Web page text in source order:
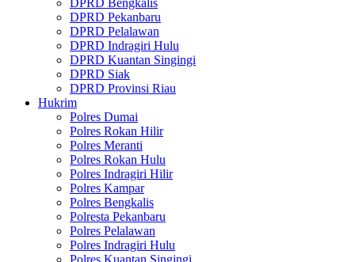
DPRD Bengkalis
DPRD Pekanbaru
DPRD Pelalawan
DPRD Indragiri Hulu
DPRD Kuantan Singingi
DPRD Siak
DPRD Provinsi Riau
Hukrim
Polres Dumai
Polres Rokan Hilir
Polres Meranti
Polres Rokan Hulu
Polres Indragiri Hilir
Polres Kampar
Polres Bengkalis
Polresta Pekanbaru
Polres Pelalawan
Polres Indragiri Hulu
Polres Kuantan Singingi